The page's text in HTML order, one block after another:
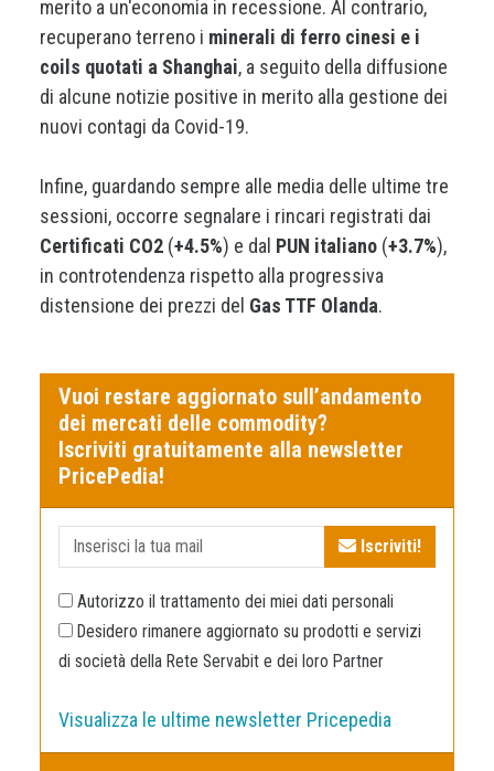
merito a un'economia in recessione. Al contrario,
recuperano terreno i minerali di ferro cinesi e i
coils quotati a Shanghai, a seguito della diffusione
di alcune notizie positive in merito alla gestione dei
nuovi contagi da Covid-19.
Infine, guardando sempre alle media delle ultime tre
sessioni, occorre segnalare i rincari registrati dai
Certificati CO2 (+4.5%) e dal PUN italiano (+3.7%),
in controtendenza rispetto alla progressiva
distensione dei prezzi del Gas TTF Olanda.
Vuoi restare aggiornato sull’andamento
dei mercati delle commodity?
Iscriviti gratuitamente alla newsletter
PricePedia!
Iscriviti!
Autorizzo il trattamento dei miei dati personali
Desidero rimanere aggiornato su prodotti e servizi
di società della Rete Servabit e dei loro Partner
Visualizza le ultime newsletter Pricepedia